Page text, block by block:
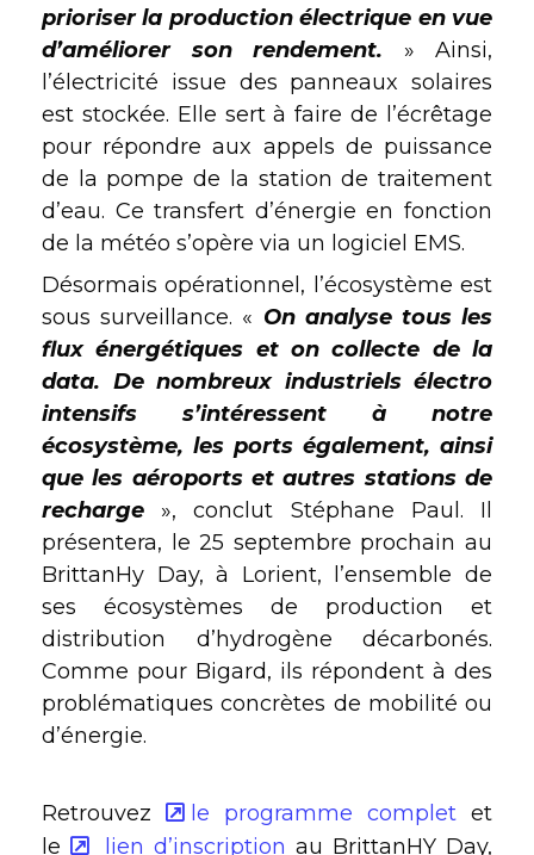
prioriser la production électrique en vue
d’améliorer son rendement.
» Ainsi,
l’électricité issue des panneaux solaires
est stockée. Elle sert à faire de l’écrêtage
pour répondre aux appels de puissance
de la pompe de la station de traitement
d’eau. Ce transfert d’énergie en fonction
de la météo s’opère via un logiciel EMS.
Désormais opérationnel, l’écosystème est
sous surveillance. « On analyse tous les
flux énergétiques et on collecte de la
data. De nombreux industriels électro
intensifs s’intéressent à notre
écosystème, les ports également, ainsi
que les aéroports et autres stations de
recharge », conclut Stéphane Paul. Il
présentera, le 25 septembre prochain au
BrittanHy Day, à Lorient, l’ensemble de
ses écosystèmes de production et
distribution d’hydrogène décarbonés.
Comme pour Bigard, ils répondent à des
problématiques concrètes de mobilité ou
d’énergie.
Retrouvez le programme complet et
le
lien d’inscription au BrittanHY Day,